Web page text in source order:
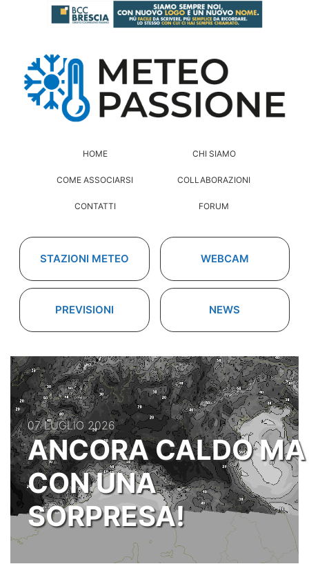
HOME CHI SIAMO
COME ASSOCIARSI COLLABORAZIONI
CONTATTI FORUM
STAZIONI METEO WEBCAM
PREVISIONI NEWS
07 LUGLIO 2026
ANCORA CALDO MA
CON UNA
SORPRESA!